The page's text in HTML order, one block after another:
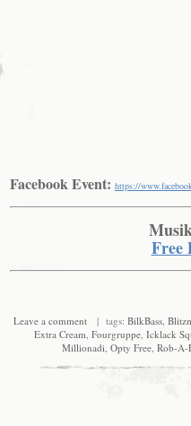
Facebook Event: https://
Free
Leave a comment| tags: BilkBass,
Extra Cream, Fourgruppe, Icklack
Millionadi, Opty Free, Rob-A-